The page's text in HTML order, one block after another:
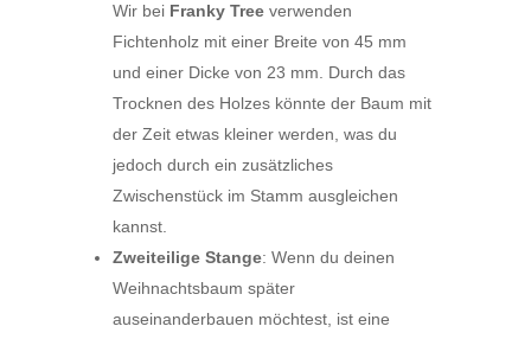
Wir bei Franky Treeverwenden
Fichtenholz mit einer Breite von 45 mm
und einer Dicke von 23 mm. Durch das
Trocknen des Holzes könnte der Baum mit
der Zeit etwas kleiner werden, was du
jedoch durch ein zusätzliches
Zwischenstück im Stamm ausgleichen
kannst.
Zweiteilige Stange: Wenn du deinen
Weihnachtsbaum später
auseinanderbauen möchtest, ist eine